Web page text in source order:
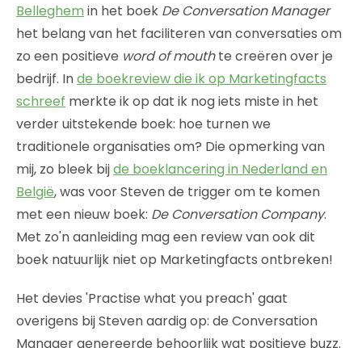
Belleghem in het boek De Conversation Manager
het belang van het faciliteren van conversaties om
zo een positieve word of mouthte creëren over je
bedrijf. Inde boekreview die ik op Marketingfacts
schreef merkte ik op dat ik nog iets miste in het
verder uitstekende boek: hoe turnen we
traditionele organisaties om? Die opmerking van
mij, zo bleek bijde boeklancering in Nederland en
België, was voor Steven de trigger om te komen
met een nieuw boek: De Conversation Company.
Met zo'n aanleiding mag een review van ook dit
boek natuurlijk niet op Marketingfacts ontbreken!
Het devies 'Practise what you preach' gaat
overigens bij Steven aardig op: de Conversation
Manager genereerde behoorlijk wat positieve buzz.